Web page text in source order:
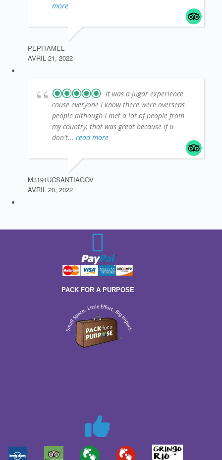
more
PEPITAMEL
AVRIL 21, 2022
It was a jugar experience
cause everyone I know there were overseas
people although I met a lot of people from
my country, that was great because if u
don't... read more
M3191UCSANTIAGOV
AVRIL 20, 2022
PACK FOR A PURPOSE